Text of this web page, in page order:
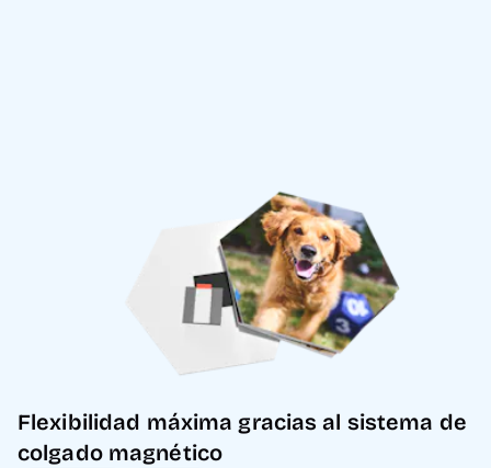
Flexibilidad máxima gracias al sistema de
colgado magnético